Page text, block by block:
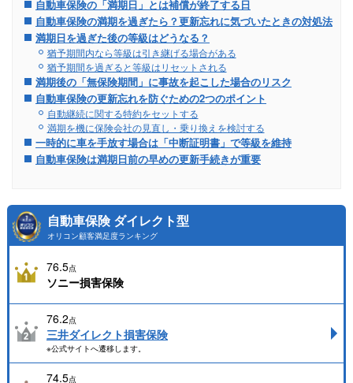
自動車保険の「満期日」とは補償が終了する日
自動車保険の満期を過ぎたら？更新忘れに気づいたときの対処法
満期日を過ぎた後の等級はどうなる？
猶予期間内なら等級は引き継げる場合がある
猶予期間を過ぎると等級はリセットされる
満期後の「無保険期間」に事故を起こした場合のリスク
自動車保険の更新忘れを防ぐための2つのポイント
自動継続に関する特約をセットする
満期を機に保険会社の見直し・乗り換えを検討する
一時的に車を手放す場合は「中断証明書」で等級を維持
自動車保険は満期日前の早めの更新手続きが重要
自動車保険 ダイレクト型
オリコン顧客満足度ランキング
76.5点
ソニー損害保険
76.2点
三井ダイレクト損害保険
※公式サイトへ遷移します。
74.5点